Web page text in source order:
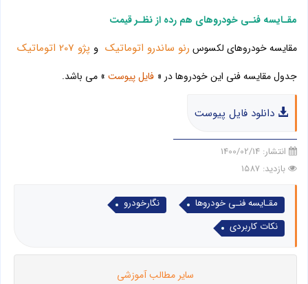
مقـایسه فنـی خودروهای هم رده از نظـر قیمت
مقایسه خودروهای لکسوس رنو ساندرو اتوماتیک و پژو 207 اتوماتیک
جدول مقایسه فنی این خودروها در « فایل پیوست » می باشد.
دانلود فایل پیوست
انتشار: 1400/02/14
بازدید: 1587
مقـایسه فنـی خودروها
نگارخودرو
نکات کاربردی
سایر مطالب آموزشی